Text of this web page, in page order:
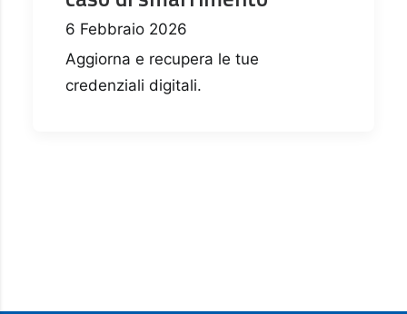
6 Febbraio 2026
Aggiorna e recupera le tue
credenziali digitali.